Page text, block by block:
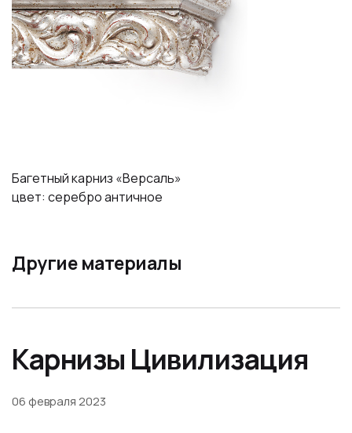
Багетный карниз «Версаль»
цвет: серебро античное
Другие материалы
Карнизы Цивилизация
06 февраля 2023